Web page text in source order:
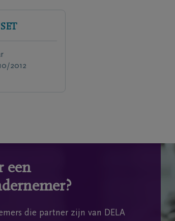
2012
een
die partner zijn van DELA